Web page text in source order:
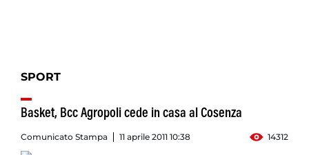
SPORT
Basket, Bcc Agropoli cede in casa al Cosenza
Comunicato Stampa 11 aprile 2011 10:38 14312